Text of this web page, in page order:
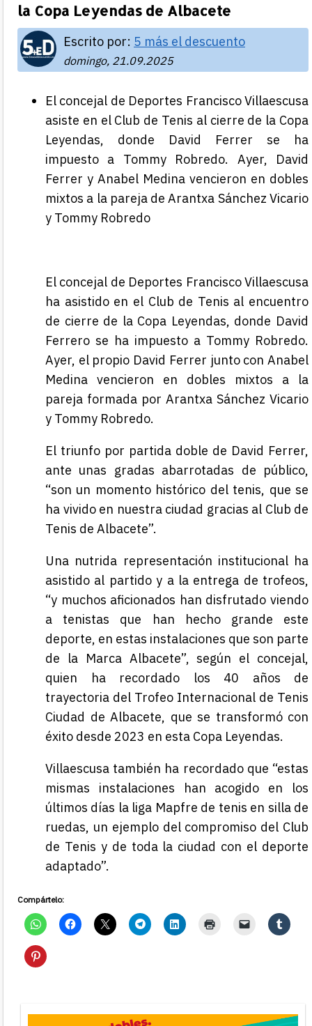
la Copa Leyendas de Albacete
Escrito por: 5 más el descuento
domingo, 21.09.2025
El concejal de Deportes Francisco Villaescusa
asiste en el Club de Tenis al cierre de la Copa
Leyendas, donde David Ferrer se ha
impuesto a Tommy Robredo. Ayer, David
Ferrer y Anabel Medina vencieron en dobles
mixtos a la pareja de Arantxa Sánchez Vicario
y Tommy Robredo
El concejal de Deportes Francisco Villaescusa
ha asistido en el Club de Tenis al encuentro
de cierre de la Copa Leyendas, donde David
Ferrero se ha impuesto a Tommy Robredo.
Ayer, el propio David Ferrer junto con Anabel
Medina vencieron en dobles mixtos a la
pareja formada por Arantxa Sánchez Vicario
y Tommy Robredo.
El triunfo por partida doble de David Ferrer,
ante unas gradas abarrotadas de público,
“son un momento histórico del tenis, que se
ha vivido en nuestra ciudad gracias al Club de
Tenis de Albacete”.
Una nutrida representación institucional ha
asistido al partido y a la entrega de trofeos,
“y muchos aficionados han disfrutado viendo
a tenistas que han hecho grande este
deporte, en estas instalaciones que son parte
de la Marca Albacete”, según el concejal,
quien ha recordado los 40 años de
trayectoria del Trofeo Internacional de Tenis
Ciudad de Albacete, que se transformó con
éxito desde 2023 en esta Copa Leyendas.
Villaescusa también ha recordado que “estas
mismas instalaciones han acogido en los
últimos días la liga Mapfre de tenis en silla de
ruedas, un ejemplo del compromiso del Club
de Tenis y de toda la ciudad con el deporte
adaptado”.
Compártelo: